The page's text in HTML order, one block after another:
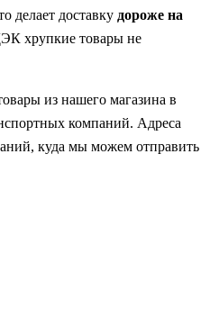
делает доставку дороже на
хрупкие товары не
из нашего магазина в
компаний. Адреса
куда мы можем отправить